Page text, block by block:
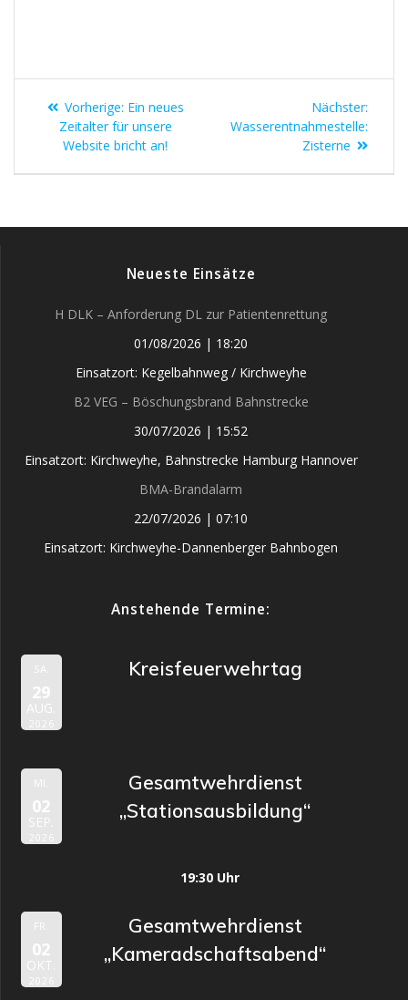
Beitragsnavigation
Vorherige: Vorheriger
Beitrag:
Ein neues
Zeitalter für unsere
Website bricht an!
Nächster:
Wasserentnahmestelle:
Zisterne
Neueste Einsätze
H DLK – Anforderung DL zur Patientenrettung
01/08/2026 | 18:20
Einsatzort: Kegelbahnweg / Kirchweyhe
B2 VEG – Böschungsbrand Bahnstrecke
30/07/2026 | 15:52
Einsatzort: Kirchweyhe, Bahnstrecke Hamburg Hannover
BMA-Brandalarm
22/07/2026 | 07:10
Einsatzort: Kirchweyhe-Dannenberger Bahnbogen
Anstehende Termine:
SA.
29
AUG.
2026
Kreisfeuerwehrtag
MI.
02
SEP.
2026
Gesamtwehrdienst
„Stationsausbildung“
19:30 Uhr
FR.
02
OKT.
2026
Gesamtwehrdienst
„Kameradschaftsabend“